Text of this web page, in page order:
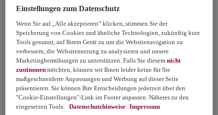
Einstellungen zum Datenschutz
Wenn Sie auf „Alle akzeptieren“ klicken, stimmen Sie der
Speicherung von Cookies und ähnliche Technologien, zukünftig kurz
Tools genannt, auf Ihrem Gerät zu um die Websitenavigation zu
verbessern, die Websitenutzung zu analysieren und unsere
Marketingbemühungen zu unterstützen. Falls Sie diesemnicht
zustimmen möchten, können wir Ihnen leider keine für Sie
maßgeschneiderte Anpassungen und Werbung auf dieser Seite
präsentieren. Sie können Ihre Entscheidungen jederzeit über den
"Cookie-Einstellungen"-Link im Footer anpassen. Näheres zu den
eingesetzen Tools: Datenschutzhinweise Impressum